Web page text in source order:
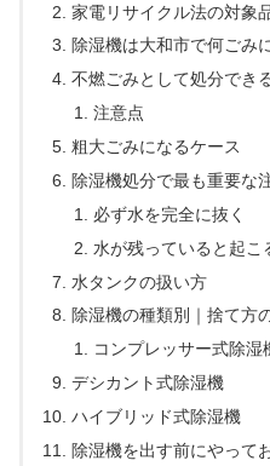
家電リサイクル法の対象
除湿機は大和市で何ごみ
不燃ごみとして処分でき
注意点
粗大ごみになるケース
除湿機処分で最も重要な
必ず水を完全に抜く
水が残っていると起こ
水タンクの扱い方
除湿機の種類別｜捨て方
コンプレッサー式除湿
デシカント式除湿機
ハイブリッド式除湿機
除湿機を出す前にやって